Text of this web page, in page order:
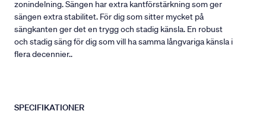
zonindelning. Sängen har extra kantförstärkning som ger
sängen extra stabilitet. För dig som sitter mycket på
sängkanten ger det en trygg och stadig känsla. En robust
och stadig säng för dig som vill ha samma långvariga känsla i
flera decennier..
SPECIFIKATIONER